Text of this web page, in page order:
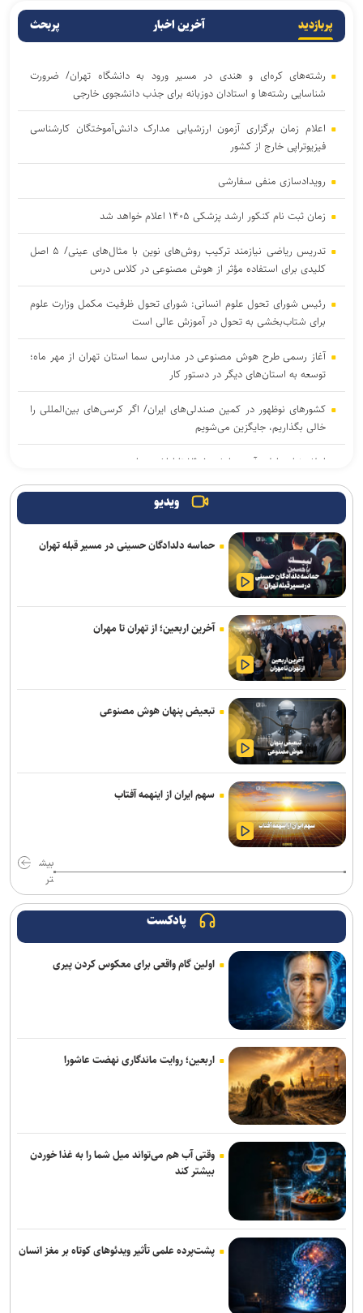
پربازدید آخرین اخبار پربحث
رشته‌های کره‌ای و هندی در مسیر ورود به دانشگاه تهران/ ضرورت
شناسایی رشته‌ها و استادان دوزبانه برای جذب دانشجوی خارجی
اعلام زمان برگزاری آزمون ارزشیابی مدارک دانش‌آموختگان کارشناسی
فیزیوتراپی خارج از کشور
رویدادسازی منفی سفارشی
زمان ثبت نام کنکور ارشد پزشکی ۱۴۰۵ اعلام خواهد شد
تدریس ریاضی نیازمند ترکیب روش‌های نوین با مثال‌های عینی/ ۵ اصل
کلیدی برای استفاده مؤثر از هوش مصنوعی در کلاس درس
رئیس شورای تحول علوم انسانی: شورای تحول ظرفیت مکمل وزارت علوم
برای شتاب‌بخشی به تحول در آموزش عالی است
آغاز رسمی طرح هوش مصنوعی در مدارس سما استان تهران از مهر ماه؛
توسعه به استان‌های دیگر در دستور کار
کشورهای نوظهور در کمین صندلی‌های ایران/ اگر کرسی‌های بین‌المللی را
خالی بگذاریم، جایگزین می‌شویم
اعلام نتایج اولیه آزمون ارشد ۱۴۰۵ تا اواخر مرداد
پیشنهاد جهاد دانشگاهی برای تشکیل «شبکه ملی همکاری» در مدیریت
بحران/ اعلام اولویت‌های فناورانه راهبردی در شرایط تحریم
تقابل «عقل ابزاری» و «خرد حکمی» در مکتب اهل‌بیت (ع)/ از جنایات
غزه تا درس‌های عاشورا
عضو هیئت علمی دانشگاه آزاد: اصلاح حکمرانی آموزشی مهم‌ترین
پیش‌نیاز تحول در آموزش عالی است
امروز؛ آخرین مهلت نام‌نویسی در آزمون «ارزیابی علمی دانشجویان
پزشکی، دندانپزشکی و داروسازی خارج از کشور»
فراخوان دومین جشنواره انیمیشن کوتاه دانشجویی پویان منتشر شد/
مهلت ارسال آثار تا ۳۰ مهر ۱۴۰۵
وارونگی قواعد روزمره یا آشکار شدن ظرفیت‌های فراموش‌شده !
آغاز فعالیت کارگروه‌های تخصصی برای تدوین برنامه راهبردی دانشگاه
صنعتی امیرکبیر
تأکید سرپرست دانشگاه فرهنگیان بر حکمرانی مشارکتی و همکاری‌های
تقویم آموزشی نیمسال اول دانشگاه خوارزمی اعلام شد
آخرالزمان است
راهکارهای علمی مقابله با اضطراب در شرایط جنگی از زبان استاد تمام
رشته روانشناسی بالینی
افزایش ۳۸ درصدی درآمد شهریه ای واحد استاد فرشچیان/ حرکت به
سمت درآمد پایدار غیرشهریه‌ای با کلینیک مرمت، کارگاه‌ها و شناسنامه آثار
ویدیو
حماسه دلدادگان حسینی در مسیر قبله تهران
آخرین اربعین؛ از تهران تا مهران
تبعیض پنهان هوش مصنوعی
سهم ایران از اینهمه آفتاب
بیش
تر
پادکست
اولین گام واقعی برای معکوس کردن پیری
اربعین؛ روایت ماندگاری نهضت عاشورا
وقتی آب هم می‌تواند میل شما را به غذا خوردن
بیشتر کند
پشت‌پرده علمی تأثیر ویدئو‌های کوتاه بر مغز انسان